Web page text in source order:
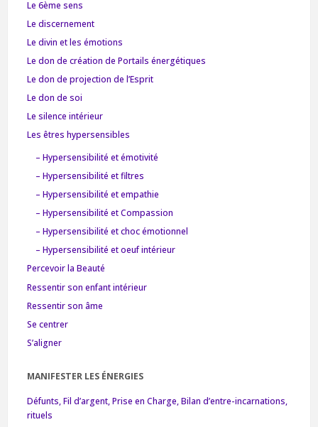
Le 6ème sens
Le discernement
Le divin et les émotions
Le don de création de Portails énergétiques
Le don de projection de l’Esprit
Le don de soi
Le silence intérieur
Les êtres hypersensibles
– Hypersensibilité et émotivité
– Hypersensibilité et filtres
– Hypersensibilité et empathie
– Hypersensibilité et Compassion
– Hypersensibilité et choc émotionnel
– Hypersensibilité et oeuf intérieur
Percevoir la Beauté
Ressentir son enfant intérieur
Ressentir son âme
Se centrer
S’aligner
MANIFESTER LES ÉNERGIES
Défunts, Fil d’argent, Prise en Charge, Bilan d’entre-incarnations,
rituels